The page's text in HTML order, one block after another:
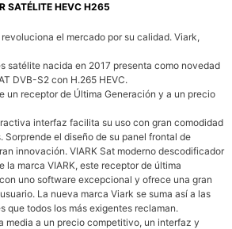
SATÉLITE HEVC H265
el mercado por su calidad. Viark,
satélite nacida en 2017 presenta como novedad
DVB-S2 con H.265 HEVC.
un receptor de Última Generación y a un precio
interfaz facilita su uso con gran comodidad
Sorprende el diseño de su panel frontal de
innovación. VIARK Sat moderno descodificador
la marca VIARK, este receptor de última
uno software excepcional y ofrece una gran
La nueva marca Viark se suma así a las
que todos los más exigentes reclaman.
media a un precio competitivo, un interfaz y